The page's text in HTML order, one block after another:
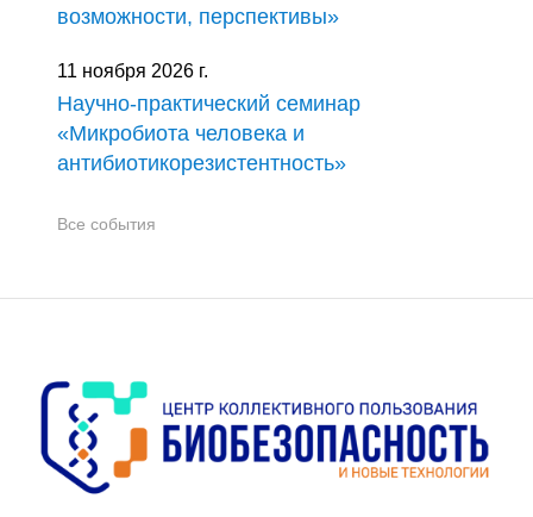
возможности, перспективы»
11 ноября 2026 г.
Научно-практический семинар
«Микробиота человека и
антибиотикорезистентность»
Все события